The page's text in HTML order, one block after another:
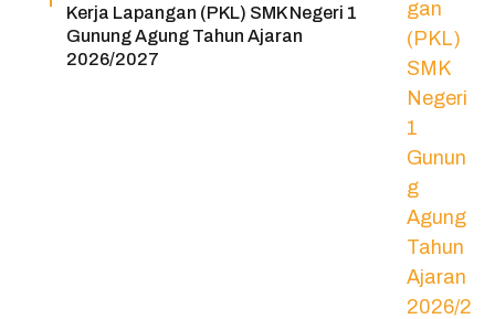
Kerja Lapangan (PKL) SMK Negeri 1
Gunung Agung Tahun Ajaran
2026/2027